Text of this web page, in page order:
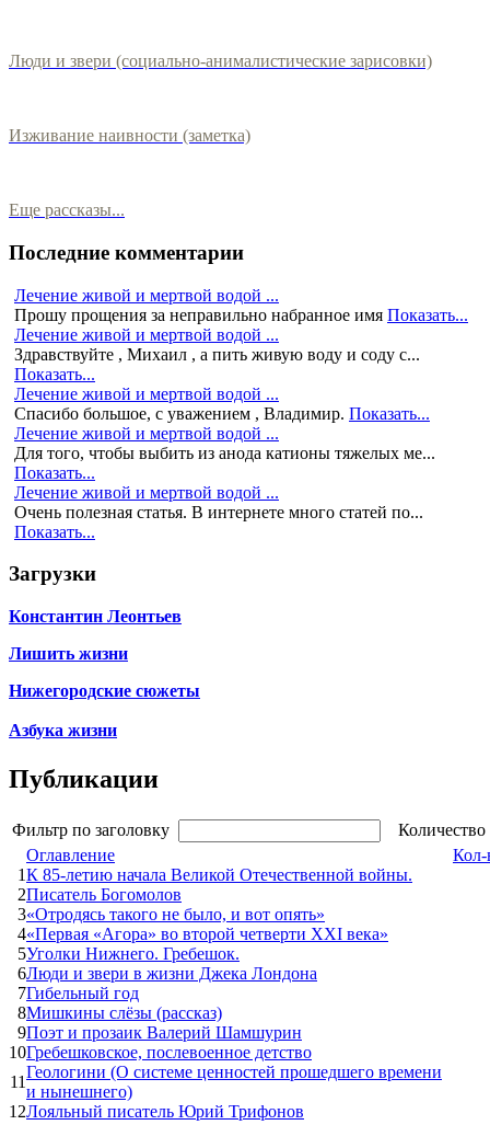
Люди и звери (социально-анималистические зарисовки)
Изживание наивности (заметка)
Еще рассказы...
Последние комментарии
Лечение живой и мертвой водой ...
Прошу прощения за неправильно набранное имя Показать...
Лечение живой и мертвой водой ...
Здравствуйте , Михаил , а пить живую воду и соду с...
Показать...
Лечение живой и мертвой водой ...
Спасибо большое, с уважением , Владимир. Показать...
Лечение живой и мертвой водой ...
Для того, чтобы выбить из анода катионы тяжелых ме...
Показать...
Лечение живой и мертвой водой ...
Очень полезная статья. В интернете много статей по...
Показать...
Загрузки
Константин Леонтьев
Лишить жизни
Нижегородские сюжеты
Азбука жизни
Публикации
Фильтр по заголовку
Оглавление
Кол-
1К 85-летию начала Великой Отечественной войны.
2Писатель Богомолов
3«Отродясь такого не было, и вот опять»
4«Первая «Агора» во второй четверти XXI века»
5Уголки Нижнего. Гребешок.
6Люди и звери в жизни Джека Лондона
7Гибельный год
8Мишкины слёзы (рассказ)
9Поэт и прозаик Валерий Шамшурин
10Гребешковское, послевоенное детство
11
Геологини (О системе ценностей прошедшего времени
и нынешнего)
12Лояльный писатель Юрий Трифонов